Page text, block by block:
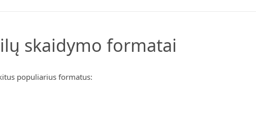
skaidymo formatai
populiarius formatus: